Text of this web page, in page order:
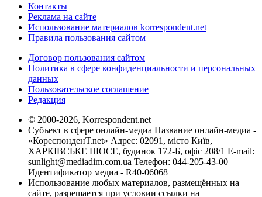
Контакты
Реклама на сайте
Использование материалов korrespondent.net
Правила пользования сайтом
Договор пользования сайтом
Политика в сфере конфиденциальности и персональных
данных
Пользовательское соглашение
Редакция
© 2000-2026, Korrespondent.net
Субъект в сфере онлайн-медиа Название онлайн-медиа -
«КореспонденТ.net» Адрес: 02091, місто Київ,
ХАРКІВСЬКЕ ШОСЕ, будинок 172-Б, офіс 208/1 E-mail:
sunlight@mediadim.com.ua Телефон: 044-205-43-00
Идентификатор медиа - R40-06068
Использование любых материалов, размещённых на
сайте, разрешается при условии ссылки на